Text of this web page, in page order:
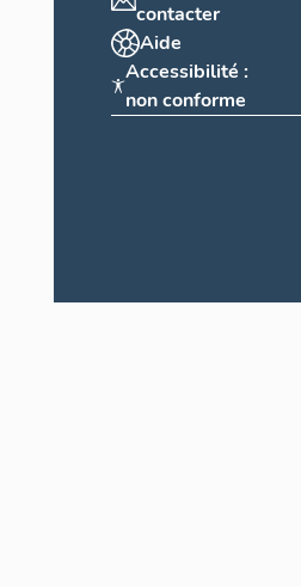
contacter
Aide
Accessibilité :
non conforme